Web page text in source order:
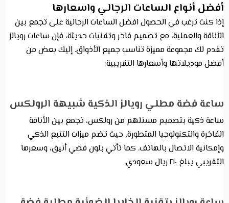
أفضل أنواع الساعات الرجالي واسعارها
إذا كنت ترغب في الحصول افضل الساعات الرجالية على تجمع بين
الأناقة والعملية، مع تصميم فاخر وتقنيات حديثة، فإن ساعات رويالز
تقدم لك مجموعة مميزة تناسب جميع الأذواق. إليك بعض من
أفضل موديلاتها وأسعارها التقريبية:
ساعة فضة مطلي رويالز الذكية شبيهة الرولكس
ساعة ذكية بتصميم مستلهم من رولكس، تجمع بين الأناقة
الفاخرة والتكنولوجيا المتطورة، حيث تضم ميزات التتبع الذكي
وإمكانية الاتصال بالهاتف. كما تأتي بلون فضي أنيق، وسعرها
التقريبي يبلغ ٢١٠ ريال سعودي.